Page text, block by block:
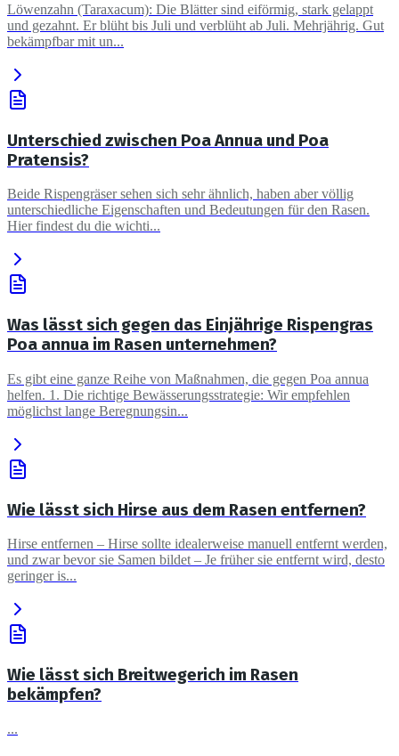
Löwenzahn (Taraxacum): Die Blätter sind eiförmig, stark gelappt
und gezahnt. Er blüht bis Juli und verblüht ab Juli. Mehrjährig. Gut
bekämpfbar mit un...
Unterschied zwischen Poa Annua und Poa
Pratensis?
Beide Rispengräser sehen sich sehr ähnlich, haben aber völlig
unterschiedliche Eigenschaften und Bedeutungen für den Rasen.
Hier findest du die wichti...
Was lässt sich gegen das Einjährige Rispengras
Poa annua im Rasen unternehmen?
Es gibt eine ganze Reihe von Maßnahmen, die gegen Poa annua
helfen. 1. Die richtige Bewässerungsstrategie: Wir empfehlen
möglichst lange Beregnungsin...
Wie lässt sich Hirse aus dem Rasen entfernen?
Hirse entfernen – Hirse sollte idealerweise manuell entfernt werden,
und zwar bevor sie Samen bildet – Je früher sie entfernt wird, desto
geringer is...
Wie lässt sich Breitwegerich im Rasen
bekämpfen?
...